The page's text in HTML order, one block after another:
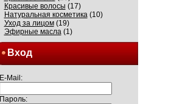
Красивые волосы (17)
Натуральная косметика(10)
Уход за лицом(19)
Эфирные масла(1)
Вход
E-Mail:
Пароль: